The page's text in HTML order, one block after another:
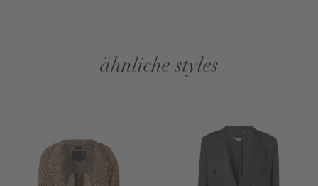
ähnliche styles